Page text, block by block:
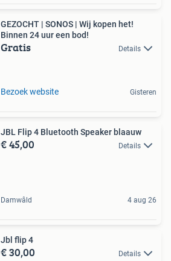
GEZOCHT | SONOS | Wij kopen het!
Binnen 24 uur een bod!
Gratis Details
Bezoek website Gisteren
JBL Flip 4 Bluetooth Speaker blaauw
€ 45,00 Details
Damwâld 4 aug 26
Jbl flip 4
€ 30,00 Details